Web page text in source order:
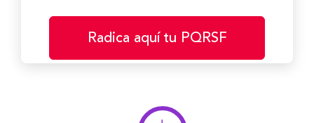
Radica aquí tu PQRSF